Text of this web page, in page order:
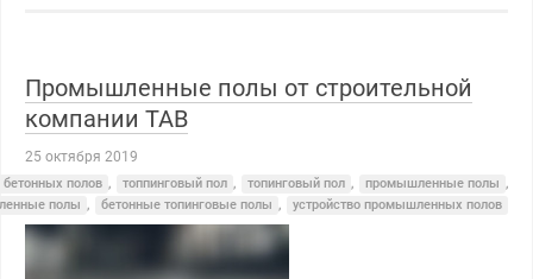
Промышленные полы от строительной
компании ТАВ
25 октября 2019
бетонных полов , топпинговый пол , топинговый пол , промышленные полы ,
полы , бетонные топинговые полы , устройство промышленных полов